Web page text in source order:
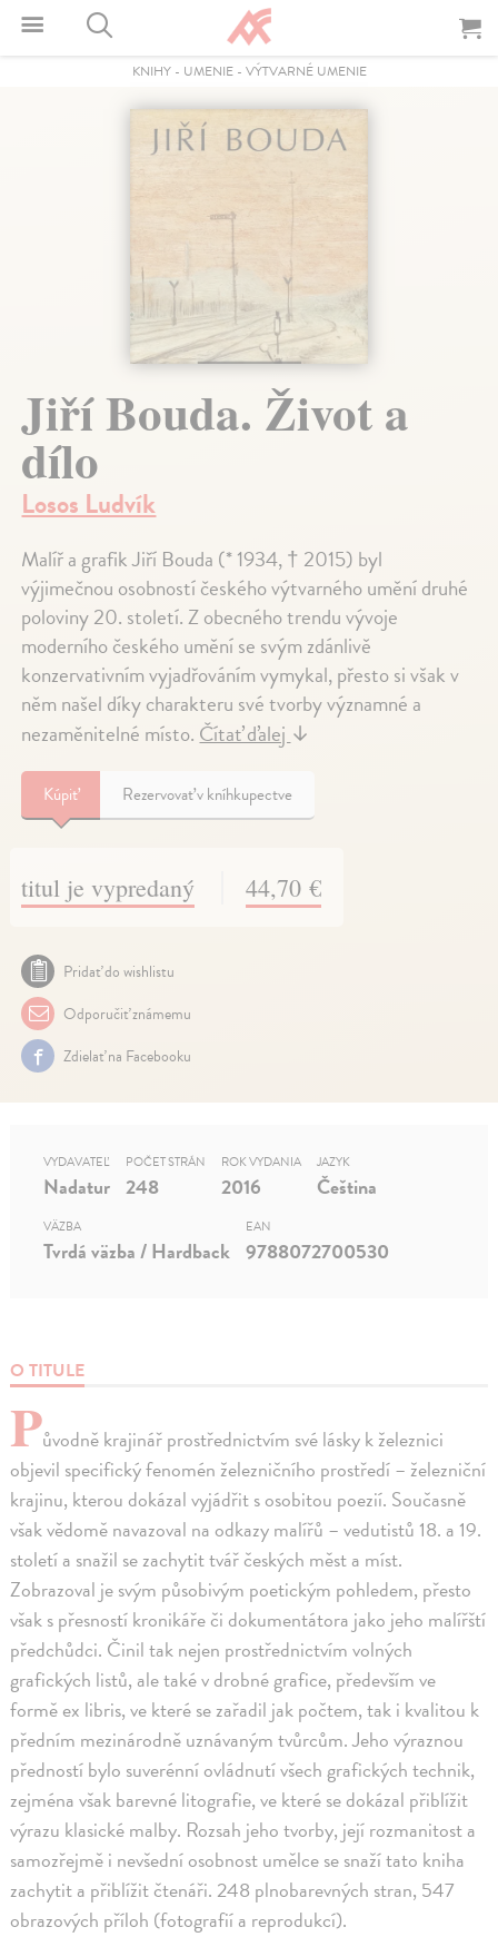
KNIHY- UMENIE- VÝTVARNÉ UMENIE
Jiří Bouda. Život a
dílo
Losos Ludvík
Malíř a grafik Jiří Bouda (* 1934, † 2015) byl
výjimečnou osobností českého výtvarného umění druhé
poloviny 20. století. Z obecného trendu vývoje
moderního českého umění se svým zdánlivě
konzervativním vyjadřováním vymykal, přesto si však v
něm našel díky charakteru své tvorby významné a
nezaměnitelné místo. Čítať ďalej ↓
Kúpiť Rezervovať v kníhkupectve
titul je vypredaný 44,70 €
Pridať do wishlistu
Odporučiť známemu
Zdielať na Facebooku
O TITULE
Původně krajinář prostřednictvím své lásky k železnici
objevil specifický fenomén železničního prostředí – železniční
krajinu, kterou dokázal vyjádřit s osobitou poezií. Současně
však vědomě navazoval na odkazy malířů – vedutistů 18. a 19.
století a snažil se zachytit tvář českých měst a míst.
Zobrazoval je svým působivým poetickým pohledem, přesto
však s přesností kronikáře či dokumentátora jako jeho malířští
předchůdci. Činil tak nejen prostřednictvím volných
grafických listů, ale také v drobné grafice, především ve
formě ex libris, ve které se zařadil jak počtem, tak i kvalitou k
předním mezinárodně uznávaným tvůrcům. Jeho výraznou
předností bylo suverénní ovládnutí všech grafických technik,
zejména však barevné litografie, ve které se dokázal přiblížit
výrazu klasické malby. Rozsah jeho tvorby, její rozmanitost a
samozřejmě i nevšední osobnost umělce se snaží tato kniha
zachytit a přiblížit čtenáři. 248 plnobarevných stran, 547
obrazových příloh (fotografií a reprodukcí).
VYDAVATEĽ
Nadatur
POČET STRÁN
248
ROK VYDANIA
2016
JAZYK
Čeština
VÄZBA
Tvrdá väzba / Hardback
EAN
9788072700530